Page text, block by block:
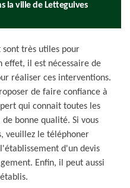
la ville de Letteguives
sont très utiles pour
effet, il est nécessaire de
réaliser ces interventions.
de faire confiance à
qui connait toutes les
bonne qualité. Si vous
veuillez le téléphoner
d'un devis
Enfin, il peut aussi